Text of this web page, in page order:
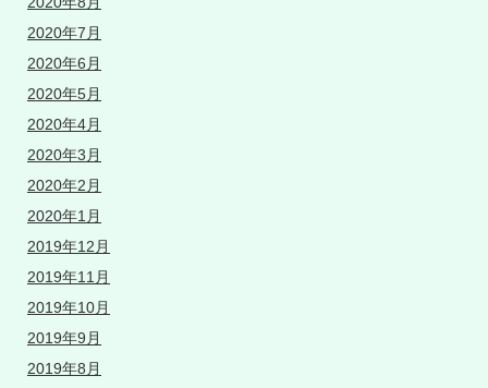
2020年7月
2020年6月
2020年5月
2020年4月
2020年3月
2020年2月
2020年1月
2019年12月
2019年11月
2019年10月
2019年9月
2019年8月